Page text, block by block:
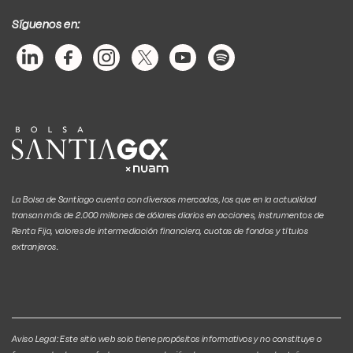
Síguenos en:
La Bolsa de Santiago cuenta con diversos mercados, los que en la actualidad
transan más de 2.000 millones de dólares diarios en acciones, instrumentos de
Renta Fija, valores de intermediación financiera, cuotas de fondos y títulos
extranjeros.
Aviso Legal: Este sitio web solo tiene propósitos informativos y no constituye o